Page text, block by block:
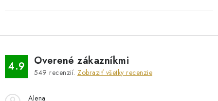
4.9 Overené zákazníkmi
549 recenzií. Zobraziť všetky recenzie
Alena